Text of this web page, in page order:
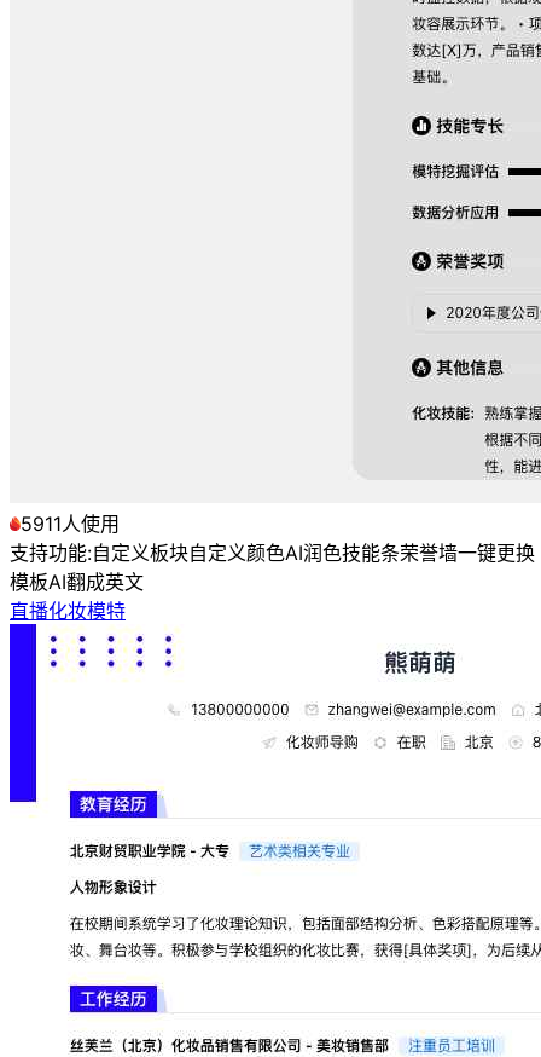
5911人使用
支持功能:自定义板块自定义颜色AI润色技能条荣誉墙一键更换
模板AI翻成英文
直播化妆模特